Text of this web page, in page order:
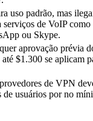
uso padrão, mas
serviços de VoIP como
ou Skype.
aprovação prévia
$1.300 se aplicam
de VPN
de usuários por no